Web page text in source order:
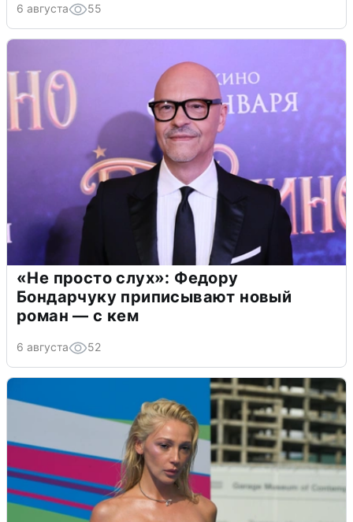
6 августа 55
«Не просто слух»: Федору
Бондарчуку приписывают новый
роман — с кем
6 августа 52